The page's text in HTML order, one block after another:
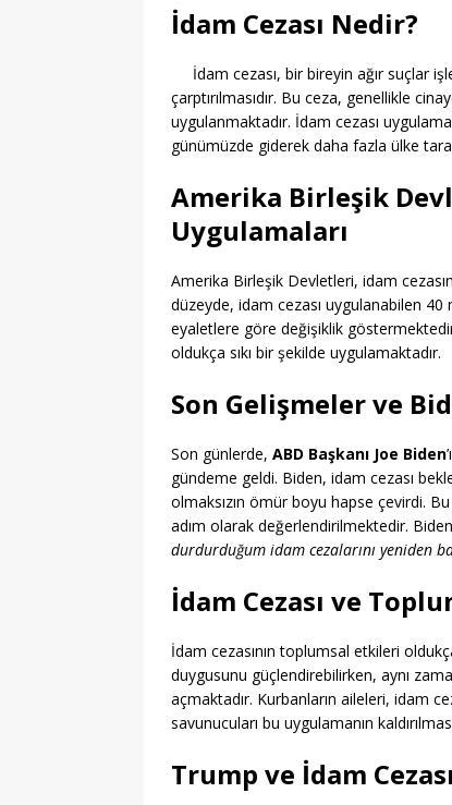
İdam Cezası Nedir?
İdam cezası, bir bireyin ağır suçlar
çarptırılmasıdır. Bu ceza, genellikle
uygulanmaktadır. İdam cezası
günümüzde giderek daha fazla ülke
Amerika Birleşik
Uygulamaları
Amerika Birleşik Devletleri, idam
düzeyde, idam cezası uygulanabilen
eyaletlere göre değişiklik
oldukça sıkı bir şekilde uygulamaktadır.
Son Gelişmeler ve
Son günlerde, ABD Başkanı Joe Biden
gündeme geldi. Biden, idam cezası
olmaksızın ömür boyu hapse çevirdi. Bu
adım olarak değerlendirilmektedir.
durdurduğum idam cezalarını yeniden
İdam Cezası ve
İdam cezasının toplumsal etkileri
duygusunu güçlendirebilirken, aynı
açmaktadır. Kurbanların aileleri, idam
savunucuları bu uygulamanın
Trump ve İdam